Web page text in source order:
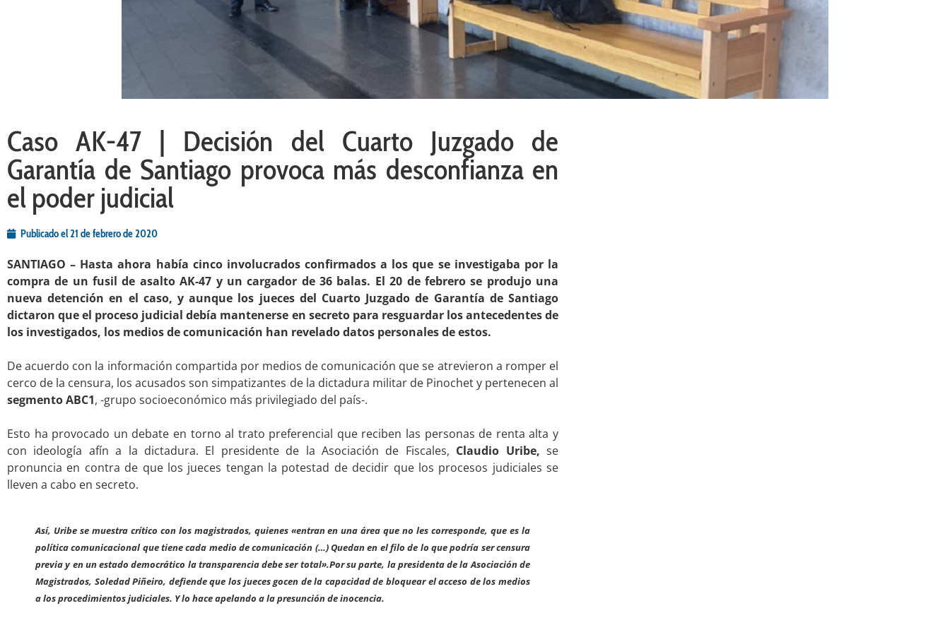
Caso AK-47 | Decisión del Cuarto Juzgado de
Garantía de Santiago provoca más desconfianza en
el poder judicial
Publicado el21 de febrero de 2020
SANTIAGO – Hasta ahora había cinco involucrados confirmados a los que se investigaba por la
compra de un fusil de asalto AK-47 y un cargador de 36 balas. El 20 de febrero se produjo una
nueva detención en el caso, y aunque los jueces del Cuarto Juzgado de Garantía de Santiago
dictaron que el proceso judicial debía mantenerse en secreto para resguardar los antecedentes de
los investigados, los medios de comunicación han revelado datos personales de estos.
De acuerdo con la información compartida por medios de comunicación que se atrevieron a romper el
cerco de la censura, los acusados son simpatizantes de la dictadura militar de Pinochet y pertenecen al
segmento ABC1, -grupo socioeconómico más privilegiado del país-.
Esto ha provocado un debate en torno al trato preferencial que reciben las personas de renta alta y
con ideología afín a la dictadura. El presidente de la Asociación de Fiscales, Claudio Uribe, se
pronuncia en contra de que los jueces tengan la potestad de decidir que los procesos judiciales se
lleven a cabo en secreto.
Así, Uribe se muestra crítico con los magistrados, quienes «entran en una área que no les corresponde, que es la
política comunicacional que tiene cada medio de comunicación (…) Quedan en el filo de lo que podría ser censura
previa y en un estado democrático la transparencia debe ser total».Por su parte, la presidenta de la Asociación de
Magistrados, Soledad Piñeiro, defiende que los jueces gocen de la capacidad de bloquear el acceso de los medios
a los procedimientos judiciales. Y lo hace apelando a la presunción de inocencia.